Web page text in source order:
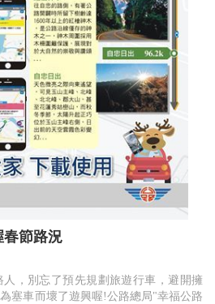
春節路況
，別忘了預先規劃旅遊行車，避開擁
塞車而壞了遊興喔!公路總局"幸福公路